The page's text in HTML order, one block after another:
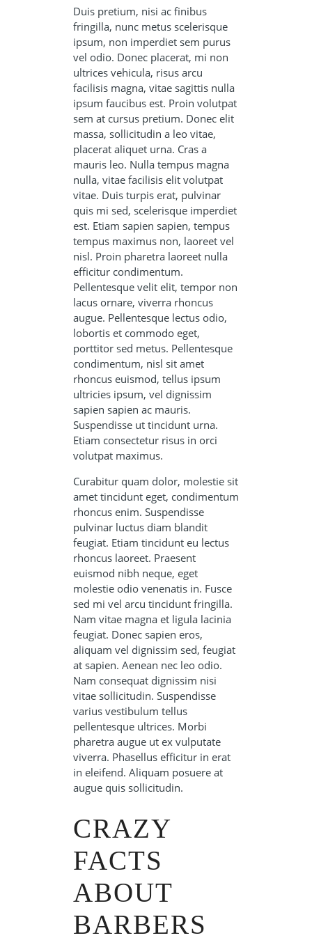
Duis pretium, nisi ac finibus
fringilla, nunc metus scelerisque
ipsum, non imperdiet sem purus
vel odio. Donec placerat, mi non
ultrices vehicula, risus arcu
facilisis magna, vitae sagittis nulla
ipsum faucibus est. Proin volutpat
sem at cursus pretium. Donec elit
massa, sollicitudin a leo vitae,
placerat aliquet urna. Cras a
mauris leo. Nulla tempus magna
nulla, vitae facilisis elit volutpat
vitae. Duis turpis erat, pulvinar
quis mi sed, scelerisque imperdiet
est. Etiam sapien sapien, tempus
tempus maximus non, laoreet vel
nisl. Proin pharetra laoreet nulla
efficitur condimentum.
Pellentesque velit elit, tempor non
lacus ornare, viverra rhoncus
augue. Pellentesque lectus odio,
lobortis et commodo eget,
porttitor sed metus. Pellentesque
condimentum, nisl sit amet
rhoncus euismod, tellus ipsum
ultricies ipsum, vel dignissim
sapien sapien ac mauris.
Suspendisse ut tincidunt urna.
Etiam consectetur risus in orci
volutpat maximus.
Curabitur quam dolor, molestie sit
amet tincidunt eget, condimentum
rhoncus enim. Suspendisse
pulvinar luctus diam blandit
feugiat. Etiam tincidunt eu lectus
rhoncus laoreet. Praesent
euismod nibh neque, eget
molestie odio venenatis in. Fusce
sed mi vel arcu tincidunt fringilla.
Nam vitae magna et ligula lacinia
feugiat. Donec sapien eros,
aliquam vel dignissim sed, feugiat
at sapien. Aenean nec leo odio.
Nam consequat dignissim nisi
vitae sollicitudin. Suspendisse
varius vestibulum tellus
pellentesque ultrices. Morbi
pharetra augue ut ex vulputate
viverra. Phasellus efficitur in erat
in eleifend. Aliquam posuere at
augue quis sollicitudin.
CRAZY
FACTS
ABOUT
BARBERS